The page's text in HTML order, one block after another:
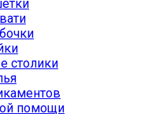
столики
помощи